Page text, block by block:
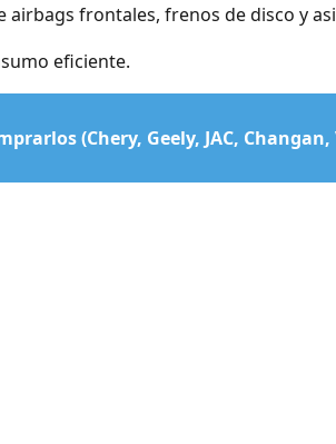
airbags frontales, frenos de disco y
eficiente.
(Chery, Geely, JAC,